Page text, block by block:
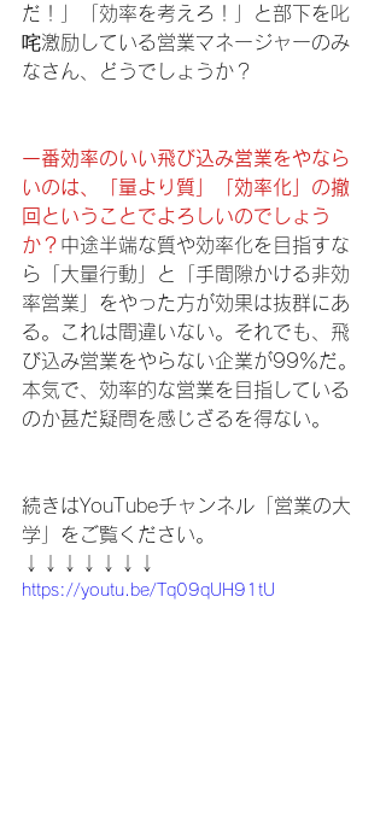
だ！」「効率を考えろ！」と部下を叱
咤激励している営業マネージャーのみ
なさん、どうでしょうか？
一番効率のいい飛び込み営業をやなら
いのは、「量より質」「効率化」の撤
回ということでよろしいのでしょう
か？ 中途半端な質や効率化を目指すな
ら「大量行動」と「手間隙かける非効
率営業」をやった方が効果は抜群にあ
る。これは間違いない。それでも、飛
び込み営業をやらない企業が99％だ。
本気で、効率的な営業を目指している
のか甚だ疑問を感じざるを得ない。
続きはYouTubeチャンネル「営業の大
学」をご覧ください。
↓↓↓↓↓↓↓
https://youtu.be/Tq09qUH91tU